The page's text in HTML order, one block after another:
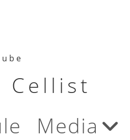
Cellist
Media